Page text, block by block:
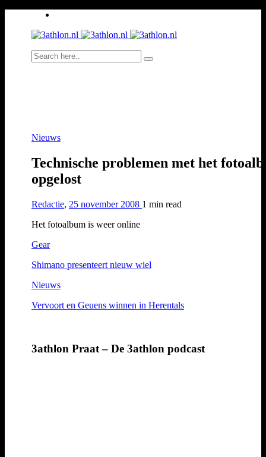
Nieuws
Technische problemen met het
opgelost
Redactie, 25 november 2008 1 min read
Het fotoalbum is weer online
Gear
Shimano presenteert nieuw wiel
Nieuws
Vervoort en Geuens winnen in Herentals
3athlon Praat – De 3athlon podcast